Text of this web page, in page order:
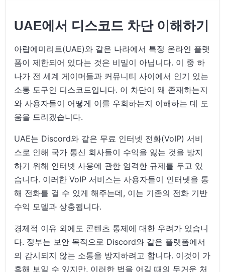
UAE에서 디스코드 차단 이해하기
아랍에미리트(UAE)와 같은 나라에서 특정 온라인 플랫
폼이 제한되어 있다는 것은 비밀이 아닙니다. 이 중 하
나가 전 세계 게이머들과 커뮤니티 사이에서 인기 있는
소통 도구인 디스코드입니다. 이 차단이 왜 존재하는지
와 사용자들이 어떻게 이를 우회하는지 이해하는 데 도
움을 드리겠습니다.
UAE는 Discord와 같은 무료 인터넷 전화(VoIP) 서비
스로 인해 국가 통신 회사들이 수익을 잃는 것을 방지
하기 위해 인터넷 사용에 관한 엄격한 규제를 두고 있
습니다. 이러한 VoIP 서비스는 사용자들이 인터넷을 통
해 전화를 걸 수 있게 해주는데, 이는 기존의 전화 기반
수익 모델과 상충됩니다.
경제적 이유 외에도 콘텐츠 통제에 대한 우려가 있습니
다. 정부는 보안 목적으로 Discord와 같은 플랫폼에서
의 감시되지 않는 소통을 방지하려고 합니다. 이것이 가
혹해 보일 수 있지만, 이러한 법을 어길 때의 무거운 처